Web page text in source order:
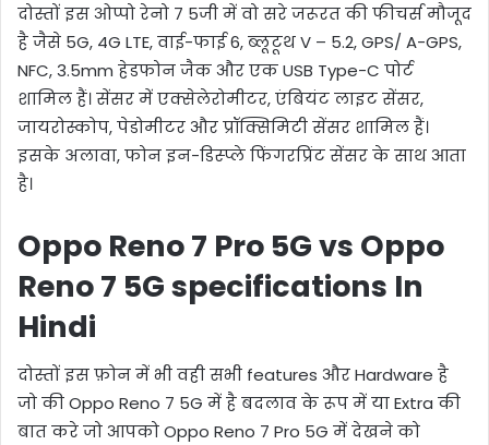
दोस्तों इस ओप्पो रेनो 7 5जी में वो सरे जरूरत की फीचर्स मौजूद
है जैसे 5G, 4G LTE, वाई-फाई 6, ब्लूटूथ V – 5.2, GPS/ A-GPS,
NFC, 3.5mm हेडफोन जैक और एक USB Type-C पोर्ट
शामिल हैं। सेंसर में एक्सेलेरोमीटर, एंबियंट लाइट सेंसर,
जायरोस्कोप, पेडोमीटर और प्रॉक्सिमिटी सेंसर शामिल हैं।
इसके अलावा, फोन इन-डिस्प्ले फिंगरप्रिंट सेंसर के साथ आता
है।
Oppo Reno 7 Pro 5G vs Oppo
Reno 7 5G specifications In
Hindi
दोस्तों इस फ़ोन में भी वही सभी features और Hardware है
जो की Oppo Reno 7 5G में है बदलाव के रूप में या Extra की
बात करे जो आपको Oppo Reno 7 Pro 5G में देखने को